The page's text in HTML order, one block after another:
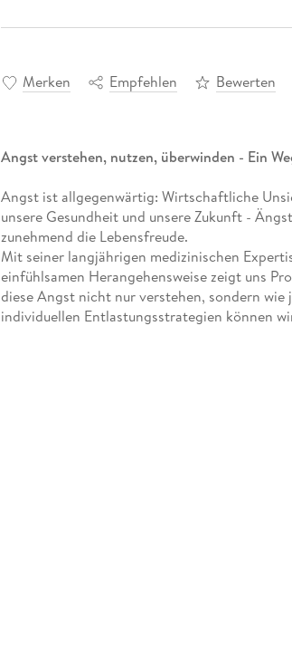
Merken Empfehlen Bewerten
Angst verstehen, nutzen, überwinden - Ein
Angst ist allgegenwärtig: Wirtschaftliche
unsere Gesundheit und unsere Zukunft -
zunehmend die Lebensfreude.
Mit seiner langjährigen medizinischen
einfühlsamen Herangehensweise zeigt uns
diese Angst nicht nur verstehen, sondern
individuellen Entlastungsstrategien können